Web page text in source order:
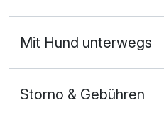
Mit Hund unterwegs
Storno & Gebühren